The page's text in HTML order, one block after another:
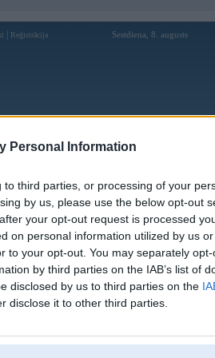
Personal Information
third parties, or processing of your
by us, please use the below opt-out
your opt-out request is processed
on personal information utilized by us
to your opt-out. You may separately
by third parties on the IAB’s list of
disclosed by us to third parties on the
disclose it to other third parties.
Reģistrācija Sestdiena, 8. augusts
Reģistrācija Lietotāji
profils
kubetnavy
Priekule
0
Pēdējie ziņojumi forumā]